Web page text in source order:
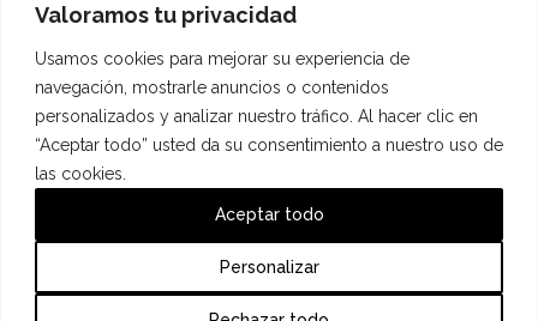
Valoramos tu privacidad
Usamos cookies para mejorar su experiencia de
navegación, mostrarle anuncios o contenidos
personalizados y analizar nuestro tráfico. Al hacer clic en
“Aceptar todo” usted da su consentimiento a nuestro uso de
las cookies.
Personalizar
Aceptar todo
Certificados